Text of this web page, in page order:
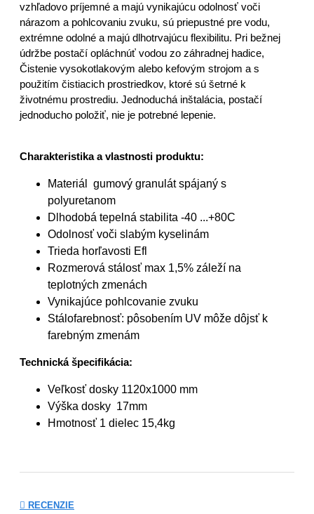
vzhľadovo príjemné a majú vynikajúcu odolnosť voči
nárazom a pohlcovaniu zvuku, sú priepustné pre vodu,
extrémne odolné a majú dlhotrvajúcu flexibilitu. Pri bežnej
údržbe postačí opláchnúť vodou zo záhradnej hadice,
Čistenie vysokotlakovým alebo kefovým strojom a s
použitím čistiacich prostriedkov, ktoré sú šetrné k
životnému prostrediu. Jednoduchá inštalácia, postačí
jednoducho položiť, nie je potrebné lepenie.
Charakteristika a vlastnosti produktu:
Materiál gumový granulát spájaný s
polyuretanom
Dlhodobá tepelná stabilita -40 ...+80C
Odolnosť voči slabým kyselinám
Trieda horľavosti Efl
Rozmerová stálosť max 1,5% záleží na
teplotných zmenách
Vynikajúce pohlcovanie zvuku
Stálofarebnosť: pôsobením UV môže dôjsť k
farebným zmenám
Technická špecifikácia:
Veľkosť dosky 1120x1000 mm
Výška dosky 17mm
Hmotnosť 1 dielec 15,4kg
RECENZIE